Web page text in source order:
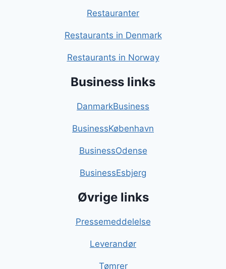
Restauranter
Restaurants in Denmark
Restaurants in Norway
Business links
DanmarkBusiness
BusinessKøbenhavn
BusinessOdense
BusinessEsbjerg
Øvrige links
Pressemeddelelse
Leverandør
Tømrer